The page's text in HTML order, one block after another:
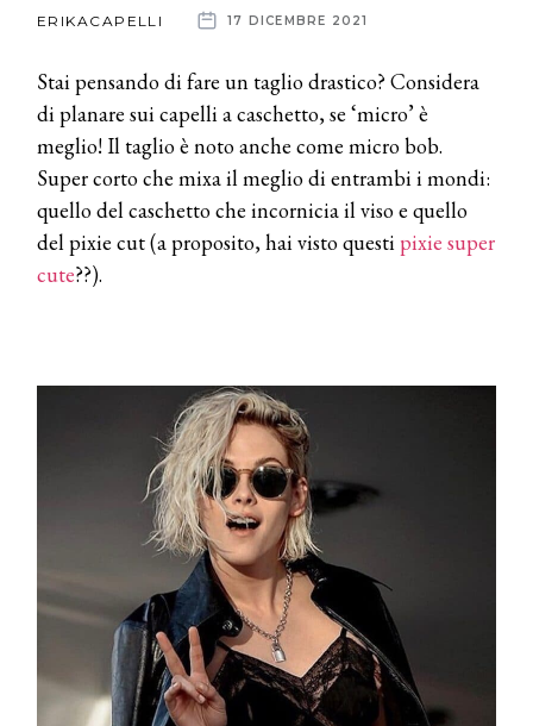
ERIKACAPELLI 17 DICEMBRE 2021
Stai pensando di fare un taglio drastico? Considera
di planare sui capelli a caschetto, se ‘micro’ è
meglio! Il taglio è noto anche come micro bob.
Super corto che mixa il meglio di entrambi i mondi:
quello del caschetto che incornicia il viso e quello
del pixie cut (a proposito, hai visto questipixie super
cute??).